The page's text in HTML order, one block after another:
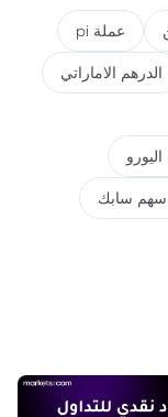
عملة pi
الدرهم الاماراتي
سابك